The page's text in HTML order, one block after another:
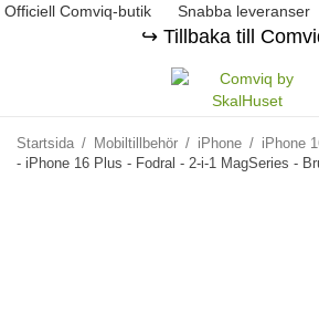
Officiell Comviq-butik Snabba leveranser
↪️ Tillbaka till
Startsida / Mobiltillbehör / iPhone / iPhone
- iPhone 16 Plus - Fodral - 2-i-1 MagSeries -